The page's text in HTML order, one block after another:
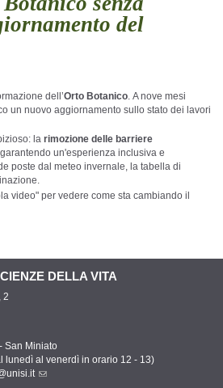
del
dell’Orto Botanico . A nove mesi
un nuovo aggiornamento sullo stato dei lavori
la rimozione delle barriere
, garantendo un'esperienza inclusiva e
poste dal meteo invernale, la tabella di
video" per vedere come sta cambiando il
DELLA VITA
2
San Miniato
lunedì al venerdì in orario 12 - 13)